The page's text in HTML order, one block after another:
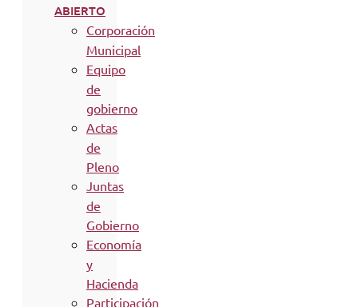
ABIERTO
Corporación
Municipal
Equipo
de
gobierno
Actas
de
Pleno
Juntas
de
Gobierno
Economía
y
Hacienda
Participación